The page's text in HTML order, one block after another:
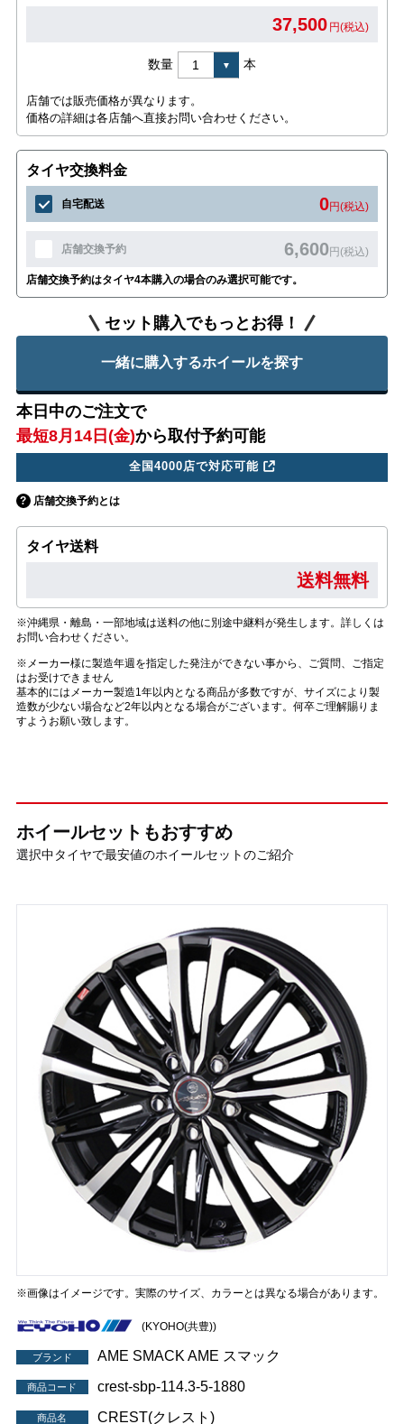
37,500 円(税込)
数量 本
店舗では販売価格が異なります。
価格の詳細は各店舗へ直接お問い合わせください。
タイヤ交換料金
自宅配送 0円(税込)
店舗交換予約 6,600円(税込)
店舗交換予約はタイヤ4本購入の場合のみ選択可能です。
セット購入でもっとお得！
一緒に購入するホイールを探す
本日中のご注文で
最短8月14日(金)から取付予約可能
全国4000店で対応可能
店舗交換予約とは
タイヤ送料
送料無料
※沖縄県・離島・一部地域は送料の他に別途中継料が発生します。詳しくは
お問い合わせください。
※メーカー様に製造年週を指定した発注ができない事から、ご質問、ご指定
はお受けできません
基本的にはメーカー製造1年以内となる商品が多数ですが、サイズにより製
造数が少ない場合など2年以内となる場合がございます。何卒ご理解賜りま
すようお願い致します。
ホイールセットもおすすめ
選択中タイヤで最安値のホイールセットのご紹介
※画像はイメージです。実際のサイズ、カラーとは異なる場合があります。
(KYOHO(共豊))
ブランド AME SMACK AME スマック
商品コード crest-sbp-114.3-5-1880
商品名 CREST(クレスト)